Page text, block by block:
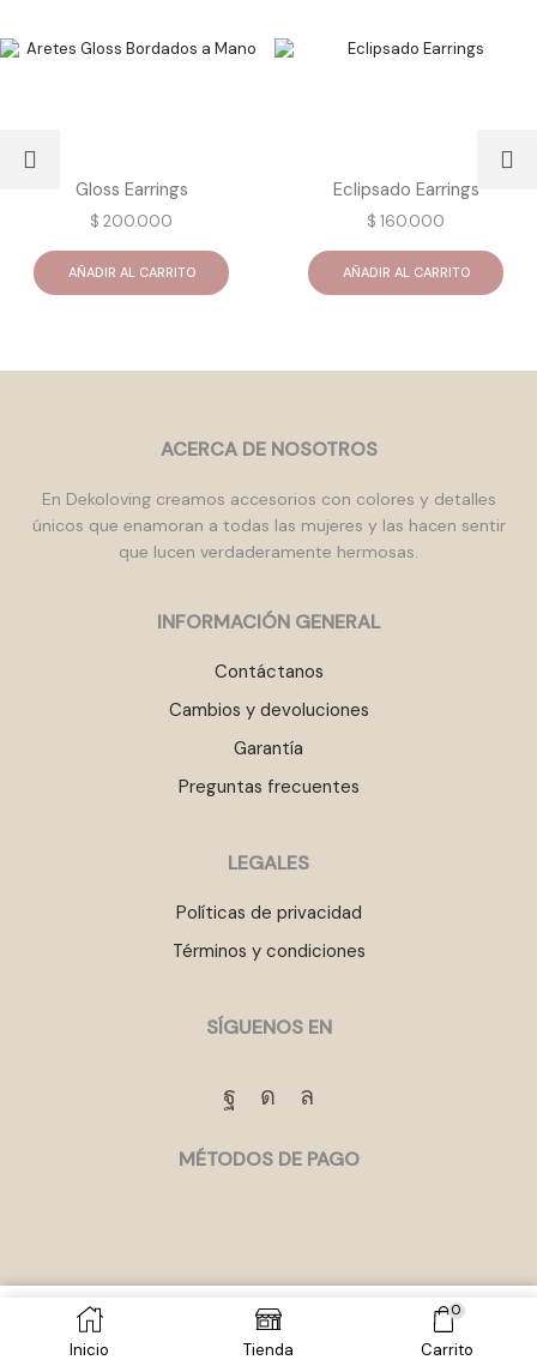
Gloss Earrings
$ 200.000
AÑADIR AL CARRITO
Eclipsado Earrings
$ 160.000
AÑADIR AL CARRITO
ACERCA DE NOSOTROS
En Dekoloving creamos accesorios con colores y detalles
únicos que enamoran a todas las mujeres y las hacen sentir
que lucen verdaderamente hermosas.
INFORMACIÓN GENERAL
Contáctanos
Cambios y devoluciones
Garantía
Preguntas frecuentes
LEGALES
Políticas de privacidad
Términos y condiciones
SÍGUENOS EN
Facebook
Instagram
Whatsapp
MÉTODOS DE PAGO
AÑADIR AL CARRITO COMPRAR
Inicio Tienda
0
Carrito